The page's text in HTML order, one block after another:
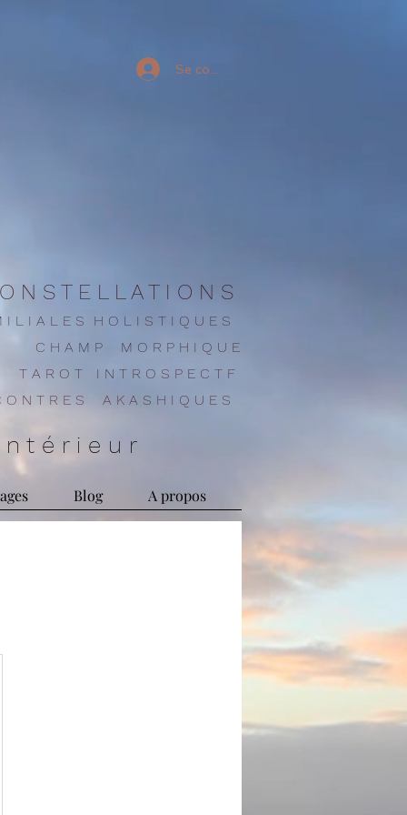
Se connecter
N S T E L L A T I O N S
I L I A L E S H O L I S T I Q U E S
C H A M P M O R P H I Q U E
T A R O T I N T R O S P E C T F
O N T R E S A K A S H I Q U E S
t é r i e u r
Blog A propos